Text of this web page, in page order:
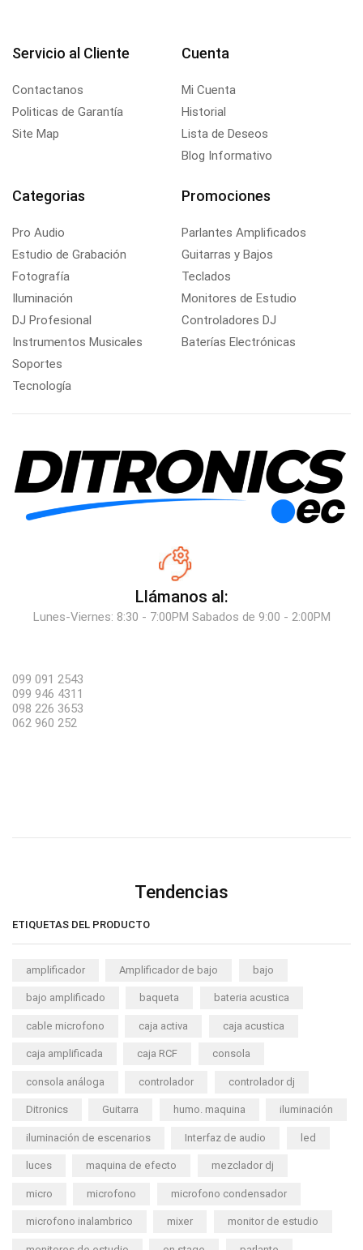
Servicio al Cliente
Contactanos
Politicas de Garantía
Site Map
Cuenta
Mi Cuenta
Historial
Lista de Deseos
Blog Informativo
Categorias
Pro Audio
Estudio de Grabación
Fotografía
Iluminación
DJ Profesional
Instrumentos Musicales
Soportes
Tecnología
Promociones
Parlantes Amplificados
Guitarras y Bajos
Teclados
Monitores de Estudio
Controladores DJ
Baterías Electrónicas
Llámanos al:
Lunes-Viernes: 8:30 - 7:00PM Sabados de 9:00 - 2:00PM
099 091 2543
099 946 4311
098 226 3653
062 960 252
Tendencias
ETIQUETAS DEL PRODUCTO
amplificador Amplificador de bajo bajo
bajo amplificado baqueta bateria acustica
cable microfono caja activa caja acustica
caja amplificada caja RCF consola
consola análoga controlador controlador dj
Ditronics Guitarra humo. maquina iluminación
iluminación de escenarios Interfaz de audio led
luces maquina de efecto mezclador dj
micro microfono microfono condensador
microfono inalambrico mixer monitor de estudio